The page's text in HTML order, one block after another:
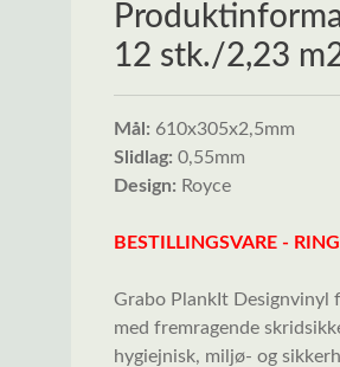
12 stk./2,23
Mål: 610x305x2,5mm
Slidlag: 0,55mm
Design: Royce
BESTILLINGSVARE -
Grabo PlankIt Designvinyl
med fremragende
hygiejnisk, miljø- og